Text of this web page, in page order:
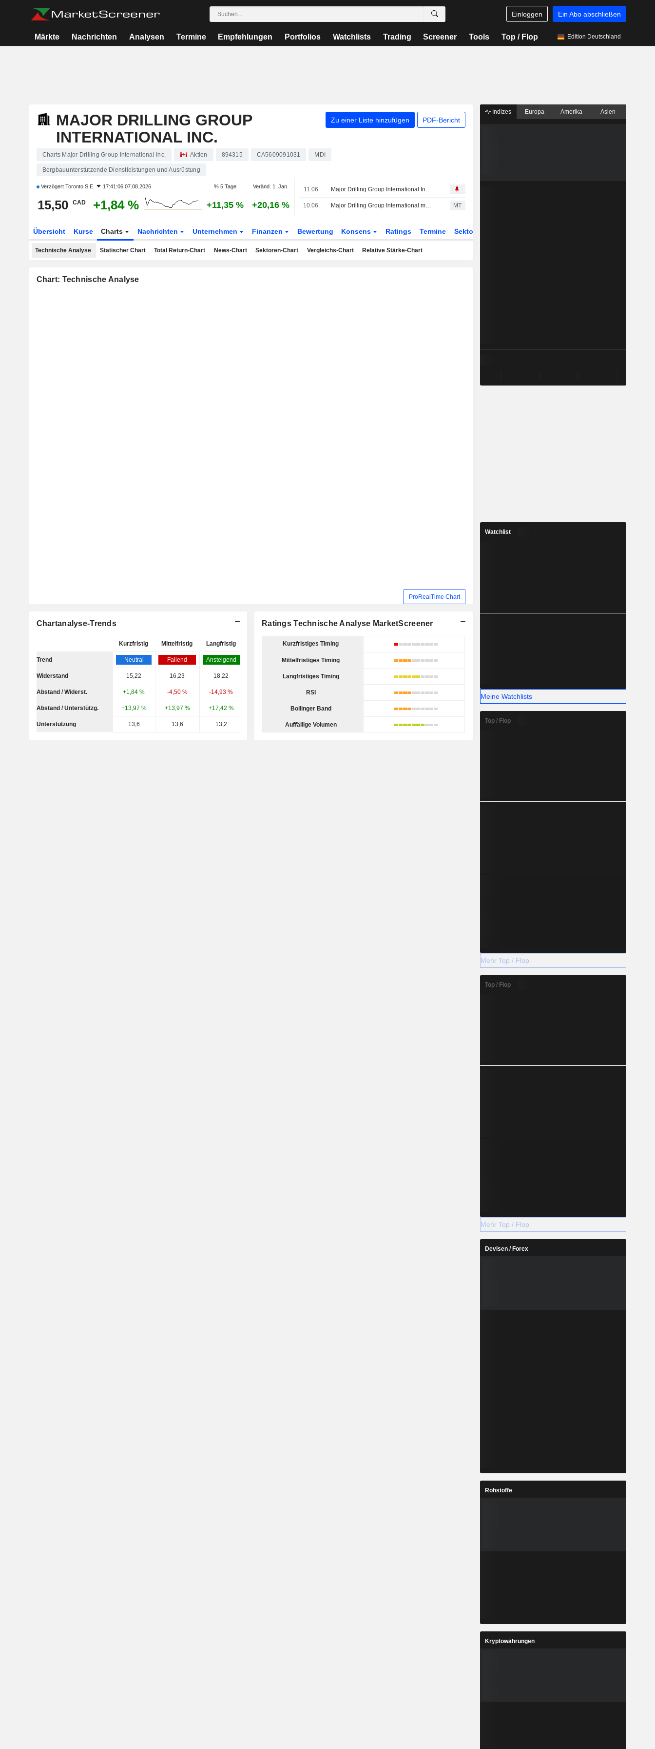
Einloggen Ein Abo abschließen
Märkte Nachrichten Analysen Termine Empfehlungen Portfolios Watchlists Trading Screener Tools Top / Flop Edition Deutschland
MAJOR DRILLING GROUP
INTERNATIONAL INC.
Zu einer Liste hinzufügen PDF-Bericht
Charts Major Drilling Group International Inc. Aktien 894315 CA5609091031 MDI
Bergbauunterstützende Dienstleistungen und Ausrüstung
Verzögert Toronto S.E. 17:41:06 07.08.2026 % 5 Tage Veränd. 1. Jan.
15,50 CAD +1,84 % +11,35 % +20,16 %
11.06. Major Drilling Group International Inc., Q4 2026 Earnings Call, Jun 11, 2026
10.06. Major Drilling Group International meldet Gewinn- und Umsatzplus im vierten Quartal MT
Übersicht Kurse Charts Nachrichten Unternehmen Finanzen Bewertung Konsens Ratings Termine Sektor
Technische Analyse Statischer Chart Total Return-Chart News-Chart Sektoren-Chart Vergleichs-Chart Relative Stärke-Chart
Chart: Technische Analyse
ProRealTime Chart
Chartanalyse-Trends
Kurzfristig Mittelfristig Langfristig
Trend Neutral Fallend Ansteigend
Widerstand 15,22 16,23 18,22
Abstand / Widerst. +1,84 % -4,50 % -14,93 %
Abstand / Unterstützg. +13,97 % +13,97 % +17,42 %
Unterstützung 13,6 13,6 13,2
Ratings Technische Analyse MarketScreener
Kurzfristiges Timing
Mittelfristiges Timing
Langfristiges Timing
RSI
Bollinger Band
Auffällige Volumen
Indizes Europa Amerika Asien
Watchlist
Meine Watchlists
Top / Flop
Mehr Top / Flop
Top / Flop
Mehr Top / Flop
Devisen / Forex
Rohstoffe
Kryptowährungen